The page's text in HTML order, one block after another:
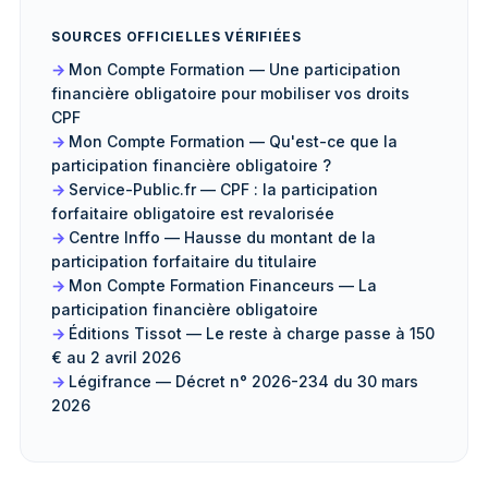
SOURCES OFFICIELLES VÉRIFIÉES
Mon Compte Formation — Une participation
financière obligatoire pour mobiliser vos droits
CPF
Mon Compte Formation — Qu'est-ce que la
participation financière obligatoire ?
Service-Public.fr — CPF : la participation
forfaitaire obligatoire est revalorisée
Centre Inffo — Hausse du montant de la
participation forfaitaire du titulaire
Mon Compte Formation Financeurs — La
participation financière obligatoire
Éditions Tissot — Le reste à charge passe à 150
€ au 2 avril 2026
Légifrance — Décret n° 2026-234 du 30 mars
2026